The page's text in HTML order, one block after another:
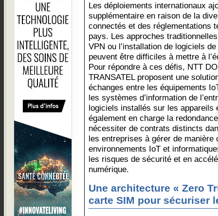
Les déploiements internationaux
supplémentaire en raison de la
connectés et des réglementations
pays. Les approches
VPN ou l’installation de logiciels
peuvent être difficiles à mettre à
Pour répondre à ces défis, NTT
TRANSATEL proposent une
échanges entre les équipements
les systèmes d’information de
logiciels installés sur les appareils
également en charge la
nécessiter de contrats distincts
les entreprises à gérer de manière
environnements IoT et
les risques de sécurité et en
numérique.
Une architecture « Zero
carte SIM pour sécuriser